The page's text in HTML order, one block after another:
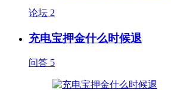
论坛 2
充电宝押金什么时候退
问答 5